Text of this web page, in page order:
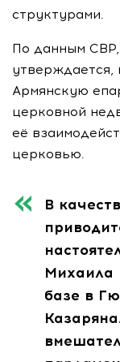
структурами.
По данным СВР,
утверждается,
Армянскую
церковной
её
церковью.
В
Михаила
базе в